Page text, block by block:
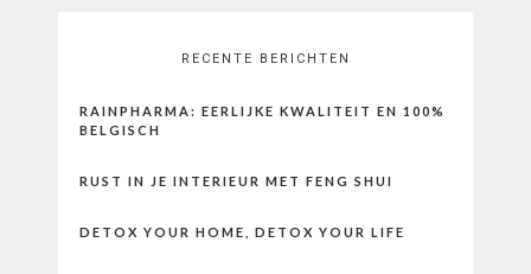
RECENTE BERICHTEN
RAINPHARMA: EERLIJKE KWALITEIT EN 100%
BELGISCH
RUST IN JE INTERIEUR MET FENG SHUI
DETOX YOUR HOME, DETOX YOUR LIFE